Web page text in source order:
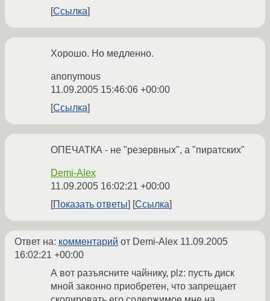
Ссылка
Хорошо. Но медленно.
anonymous
11.09.2005 15:46:06 +00:00
Ссылка
ОПЕЧАТКА - не "резервных", а "пиратских"
Demi-Alex
11.09.2005 16:02:21 +00:00
Показать ответы
Ссылка
Ответ на: комментарий от Demi-Alex 11.09.2005
16:02:21 +00:00
А вот разъясните чайнику, plz: пусть диск
мной законно приобретен, что запрещает